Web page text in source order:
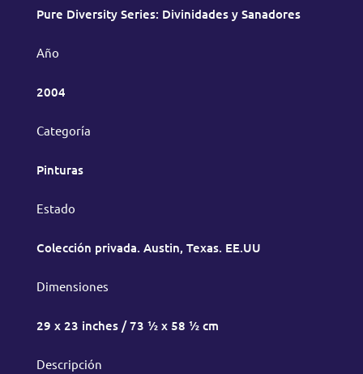
Pure Diversity Series: Divinidades y Sanadores
Año
2004
Categoría
Pinturas
Estado
Colección privada. Austin, Texas. EE.UU
Dimensiones
29 x 23 inches / 73 ½ x 58 ½ cm
Descripción